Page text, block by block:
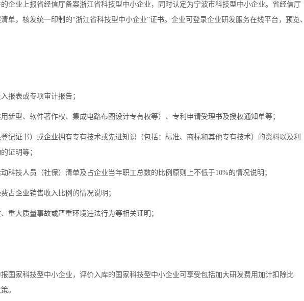
的企业上报省经信厅备案浙江省科技型中小企业，同时认定为宁波市科技型中小企业。省经信厅
单，核发统一印制的“浙江省科技型中小企业”证书。企业可登录企业研发服务在线平台，预览、
报表或专项审计报告；
新型、软件著作权、集成电路布图设计专有权等）、专利申请受理书及授权通知单等；
记证书）或企业拥有专有技术或先进知识（包括：标准、商标和其他专有技术）的资料以及利
证明等；
科技人员（社保）清单及占企业当年职工总数的比例原则上不低于10%的情况说明；
占企业销售收入比例的情况说明；
重大质量事故或严重环境违法行为等相关证明；
国家科技型中小企业，评价入库的国家科技型中小企业可享受包括加大研发费用加计扣除比
。